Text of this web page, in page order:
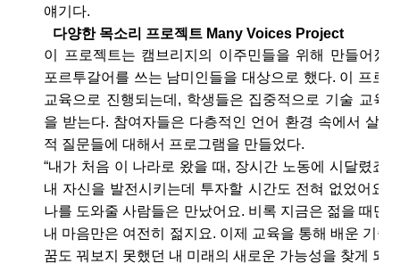
얘기다.
다양한 목소리 프로젝트 Many Voices Project
이 프로젝트는 캠브리지의 이주민들을 위해 만들어졌
포르투갈어를 쓰는 남미인들을 대상으로 했다. 이 프로
교육으로 진행되는데, 학생들은 집중적으로 기술 교육
을 받는다. 참여자들은 다층적인 언어 환경 속에서 살아
적 질문들에 대해서 프로그램을 만들었다.
“내가 처음 이 나라로 왔을 때, 장시간 노동에 시달렸죠.
내 자신을 발전시키는데 투자할 시간도 전혀 없었어요
나를 도와줄 사람들은 만났어요. 비록 지금은 젊을 때만
내 마음만은 여전히 젊지요. 이제 교육을 통해 배운 기술
꿈도 꿔보지 못했던 내 미래의 새로운 가능성을 찾게 되